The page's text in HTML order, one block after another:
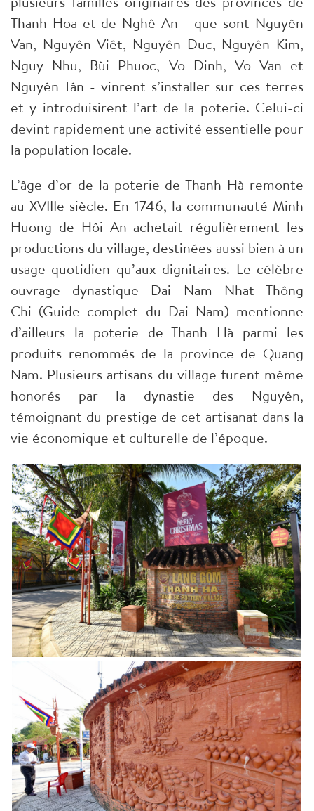
Thanh Hoa et de Nghê An - que sont Nguyên
Van, Nguyên Viêt, Nguyên Duc, Nguyên Kim,
Nguy Nhu, Bùi Phuoc, Vo Dinh, Vo Van et
Nguyên Tân - vinrent s’installer sur ces terres
et y introduisirent l’art de la poterie. Celui-ci
devint rapidement une activité essentielle pour
la population locale.
L’âge d’or de la poterie de Thanh Hà remonte
au XVIIIe siècle. En 1746, la communauté Minh
Huong de Hôi An achetait régulièrement les
productions du village, destinées aussi bien à un
usage quotidien qu’aux dignitaires. Le célèbre
ouvrage dynastique Dai Nam Nhat Thông
Chi (Guide complet du Dai Nam) mentionne
d’ailleurs la poterie de Thanh Hà parmi les
produits renommés de la province de Quang
Nam. Plusieurs artisans du village furent même
honorés par la dynastie des Nguyên,
témoignant du prestige de cet artisanat dans la
vie économique et culturelle de l’époque.